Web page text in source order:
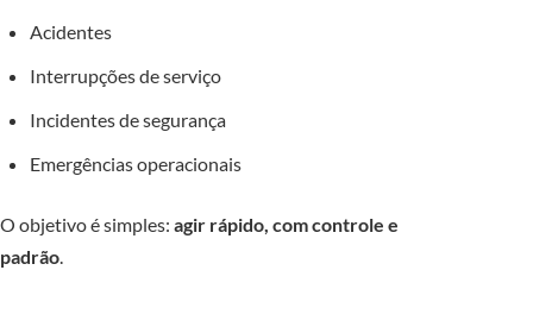
Acidentes
Interrupções de serviço
Incidentes de segurança
Emergências operacionais
O objetivo é simples: agir rápido, com controle e
padrão.